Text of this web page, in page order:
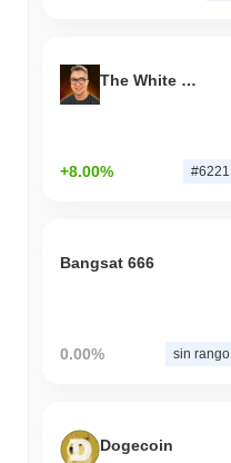
The White Bull
+8.00% #6221
Bangsat 666
0.00% sin rango
Dogecoin